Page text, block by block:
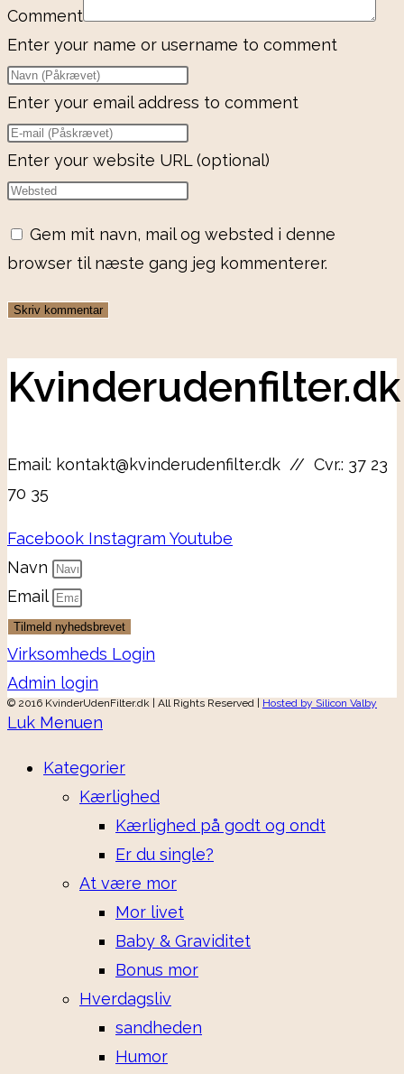
Comment
Enter your name or username to comment
Enter your email address to comment
Enter your website URL (optional)
Gem mit navn, mail og websted i denne
browser til næste gang jeg kommenterer.
Kvinderudenfilter.dk
Email: kontakt@kvinderudenfilter.dk // Cvr.: 37 23
70 35
Facebook Instagram Youtube
Navn
Email
Tilmeld nyhedsbrevet
Virksomheds Login
Admin login
© 2016 KvinderUdenFilter.dk | All Rights Reserved | Hosted by Silicon Valby
Luk Menuen
Kategorier
Kærlighed
Kærlighed på godt og ondt
Er du single?
At være mor
Mor livet
Baby & Graviditet
Bonus mor
Hverdagsliv
sandheden
Humor